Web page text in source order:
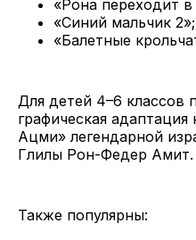
«Рона переходит
«Синий мальчик 2»;
«Балетные
Для детей 4–6 классов
графическая адаптация
Ацми» легендарной
Глилы Рон-Федер Амит.
Также популярны: